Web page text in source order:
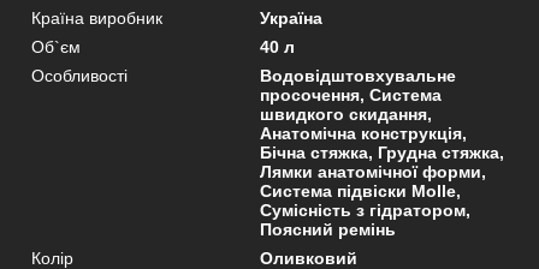
Країна виробник
Україна
Об`єм
40 л
Особливості
Водовідштовхувальне
просочення, Система
швидкого скидання,
Анатомічна конструкція,
Бічна стяжка, Грудна стяжка,
Лямки анатомічної форми,
Система підвіски Molle,
Сумісність з гідратором,
Поясний ремінь
Колір
Оливковий